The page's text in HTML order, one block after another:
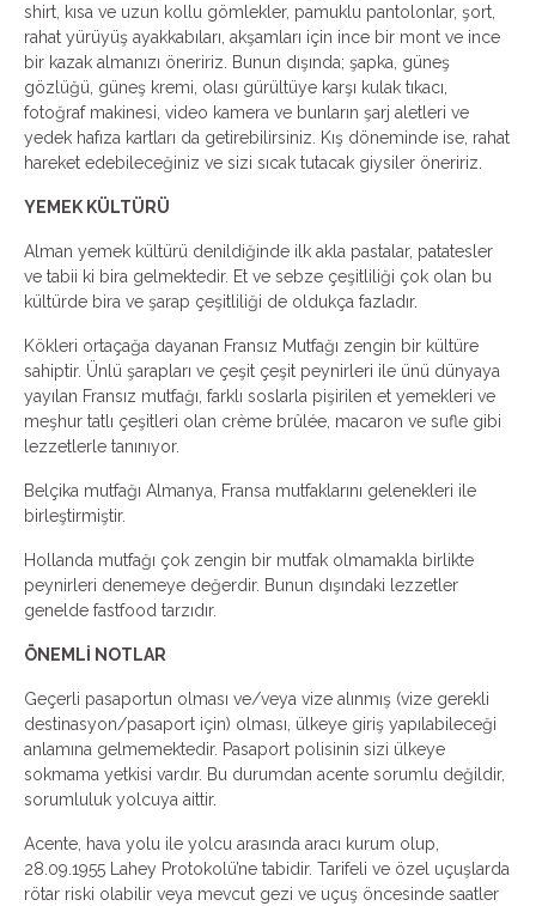
shirt, kısa ve uzun kollu gömlekler, pamuklu pantolonlar, şort,
rahat yürüyüş ayakkabıları, akşamları için ince bir mont ve ince
bir kazak almanızı öneririz. Bunun dışında; şapka, güneş
gözlüğü, güneş kremi, olası gürültüye karşı kulak tıkacı,
fotoğraf makinesi, video kamera ve bunların şarj aletleri ve
yedek hafıza kartları da getirebilirsiniz. Kış döneminde ise, rahat
hareket edebileceğiniz ve sizi sıcak tutacak giysiler öneririz.
YEMEK KÜLTÜRÜ
Alman yemek kültürü denildiğinde ilk akla pastalar, patatesler
ve tabii ki bira gelmektedir. Et ve sebze çeşitliliği çok olan bu
kültürde bira ve şarap çeşitliliği de oldukça fazladır.
Kökleri ortaçağa dayanan Fransız Mutfağı zengin bir kültüre
sahiptir. Ünlü şarapları ve çeşit çeşit peynirleri ile ünü dünyaya
yayılan Fransız mutfağı, farklı soslarla pişirilen et yemekleri ve
meşhur tatlı çeşitleri olan crème brûlée, macaron ve sufle gibi
lezzetlerle tanınıyor.
Belçika mutfağı Almanya, Fransa mutfaklarını gelenekleri ile
birleştirmiştir.
Hollanda mutfağı çok zengin bir mutfak olmamakla birlikte
peynirleri denemeye değerdir. Bunun dışındaki lezzetler
genelde fastfood tarzıdır.
ÖNEMLİ NOTLAR
Geçerli pasaportun olması ve/veya vize alınmış (vize gerekli
destinasyon/pasaport için) olması, ülkeye giriş yapılabileceği
anlamına gelmemektedir. Pasaport polisinin sizi ülkeye
sokmama yetkisi vardır. Bu durumdan acente sorumlu değildir,
sorumluluk yolcuya aittir.
Acente, hava yolu ile yolcu arasında aracı kurum olup,
28.09.1955 Lahey Protokolü’ne tabidir. Tarifeli ve özel uçuşlarda
rötar riski olabilir veya mevcut gezi ve uçuş öncesinde saatler